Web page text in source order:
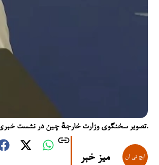
تصویر سخنگوی وزارت خارجهٔ چین در نشست خبری.
میز خبر